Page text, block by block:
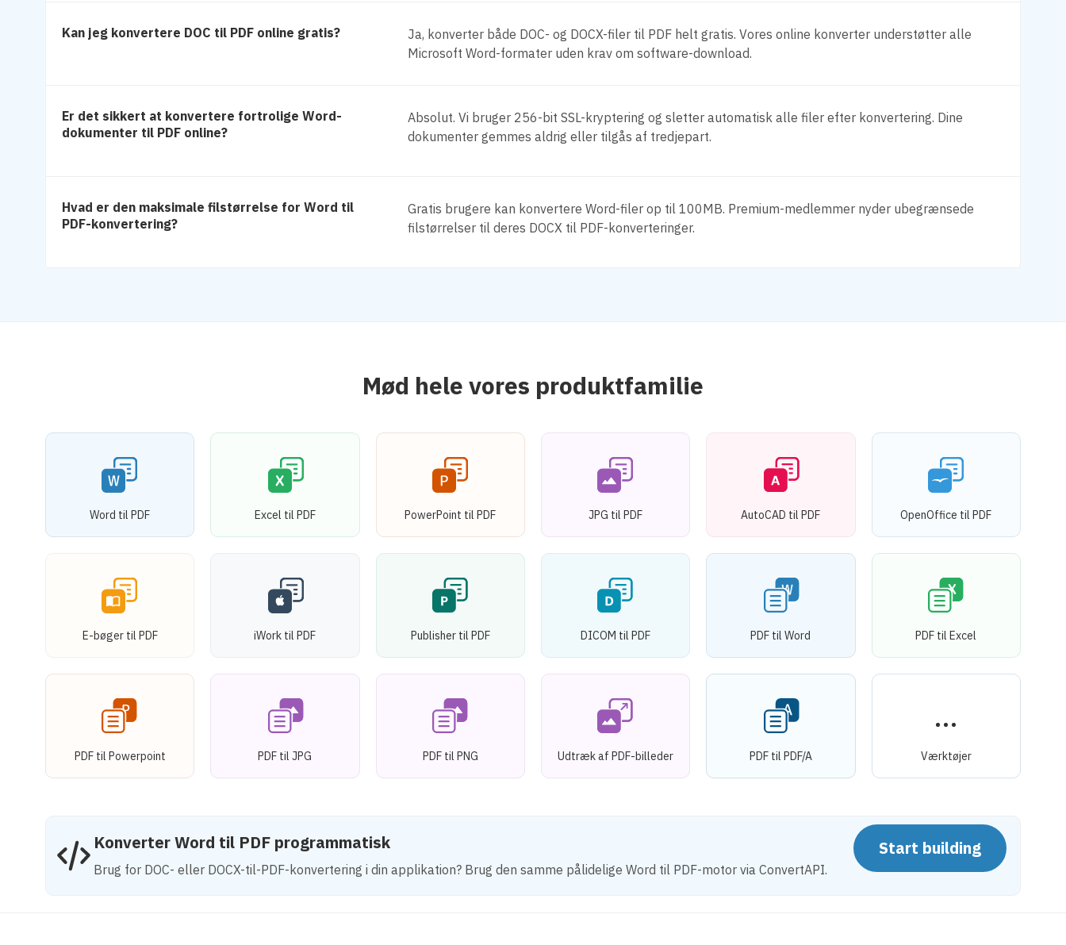
Kan jeg konvertere DOC til PDF online gratis?
Ja, konverter både DOC- og DOCX-filer til PDF helt gratis. Vores online konverter understøtter alle
Microsoft Word-formater uden krav om software-download.
Er det sikkert at konvertere fortrolige Word-
dokumenter til PDF online?
Absolut. Vi bruger 256-bit SSL-kryptering og sletter automatisk alle filer efter konvertering. Dine
dokumenter gemmes aldrig eller tilgås af tredjepart.
Hvad er den maksimale filstørrelse for Word til
PDF-konvertering?
Gratis brugere kan konvertere Word-filer op til 100MB. Premium-medlemmer nyder ubegrænsede
filstørrelser til deres DOCX til PDF-konverteringer.
Mød hele vores produktfamilie
Word til PDF Excel til PDF PowerPoint til PDF JPG til PDF AutoCAD til PDF OpenOffice til PDF
E-bøger til PDF iWork til PDF Publisher til PDF DICOM til PDF PDF til Word PDF til Excel
PDF til Powerpoint PDF til JPG PDF til PNG Udtræk af PDF-billeder PDF til PDF/A Værktøjer
Konverter Word til PDF programmatisk
Brug for DOC- eller DOCX-til-PDF-konvertering i din applikation? Brug den samme pålidelige Word til PDF-motor via ConvertAPI.
Start building